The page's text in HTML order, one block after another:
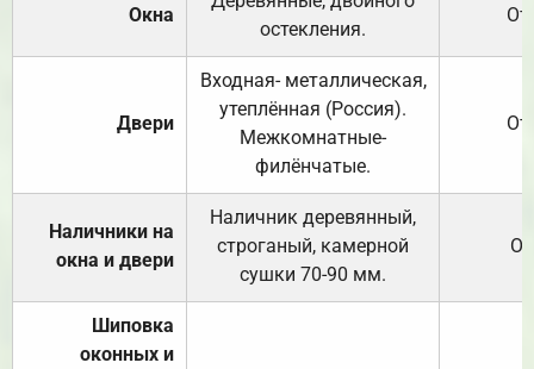
Окна
остекления.
Двери
Входная- металлическая,
утеплённая (Россия).
Межкомнатные-
филёнчатые.
Наличники на
окна и двери
Наличник деревянный,
строганый, камерной
сушки 70-90 мм.
Шиповка
оконных и